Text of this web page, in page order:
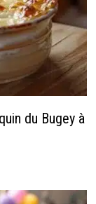
du Bugey à